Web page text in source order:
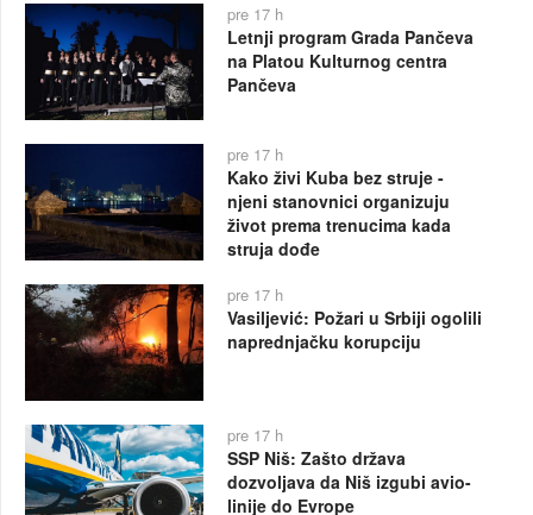
pre 17 h
Letnji program Grada Pančeva
na Platou Kulturnog centra
Pančeva
pre 17 h
Kako živi Kuba bez struje -
njeni stanovnici organizuju
život prema trenucima kada
struja dođe
pre 17 h
Vasiljević: Požari u Srbiji ogolili
naprednjačku korupciju
pre 17 h
SSP Niš: Zašto država
dozvoljava da Niš izgubi avio-
linije do Evrope